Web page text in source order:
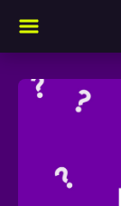
Aizpildi